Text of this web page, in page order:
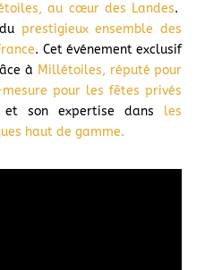
au cœur des Landes.
prestigieux ensemble des
. Cet événement exclusif
à Millétoiles, réputé pour
pour les fêtes privés
et son expertise dans les
haut de gamme.